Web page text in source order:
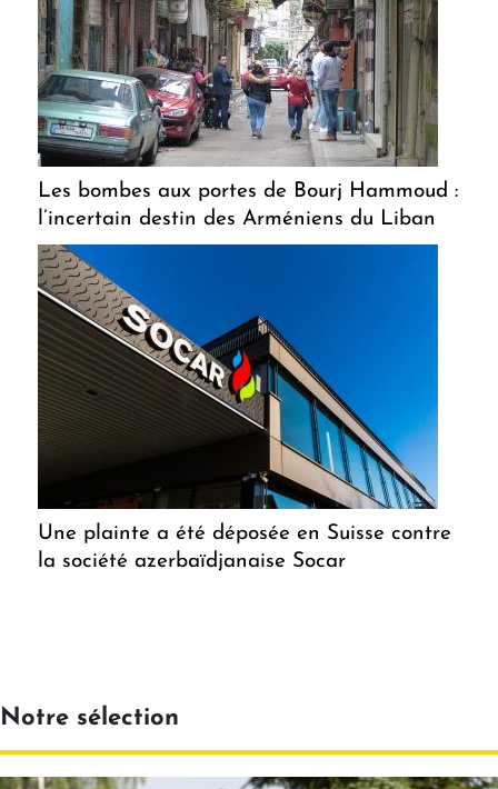
Les bombes aux portes de Bourj Hammoud :
l’incertain destin des Arméniens du Liban
Une plainte a été déposée en Suisse contre
la société azerbaïdjanaise Socar
Notre sélection